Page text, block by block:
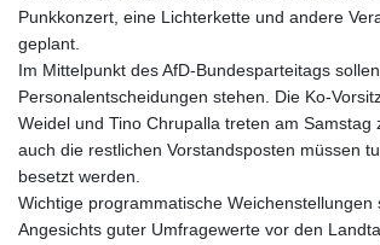
Punkkonzert, eine Lichterkette und andere
geplant.
Im Mittelpunkt des AfD-Bundesparteitags sollen
Personalentscheidungen stehen. Die Ko-
Weidel und Tino Chrupalla treten am Samstag
auch die restlichen Vorstandsposten müssen
besetzt werden.
Wichtige programmatische Weichenstellungen
Angesichts guter Umfragewerte vor den